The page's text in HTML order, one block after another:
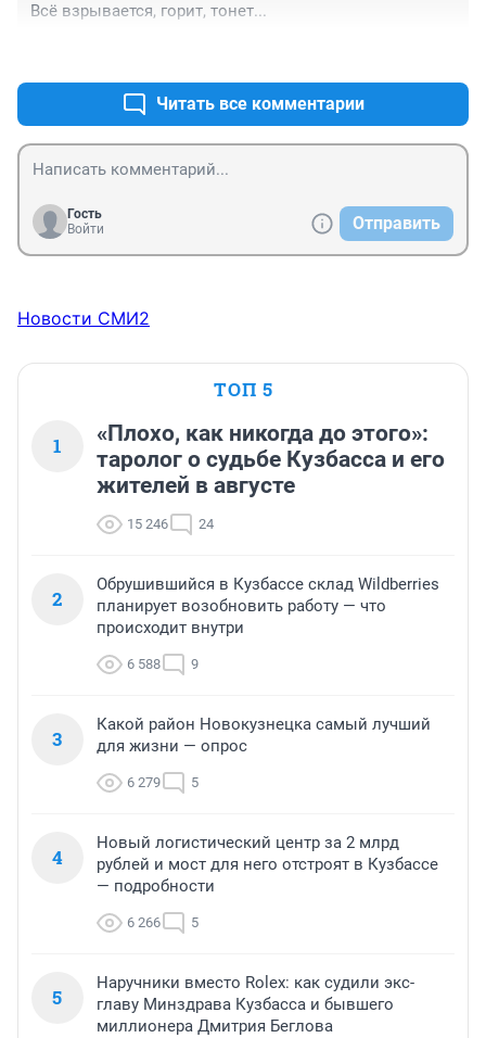
Всё взрывается, горит, тонет...
Читать все комментарии
Гость
Войти
Отправить
Новости СМИ2
ТОП 5
1
«Плохо, как никогда до этого»:
таролог о судьбе Кузбасса и его
жителей в августе
15 246 24
2
Обрушившийся в Кузбассе склад Wildberries
планирует возобновить работу — что
происходит внутри
6 588 9
3
Какой район Новокузнецка самый лучший
для жизни — опрос
6 279 5
4
Новый логистический центр за 2 млрд
рублей и мост для него отстроят в Кузбассе
— подробности
6 266 5
5
Наручники вместо Rolex: как судили экс-
главу Минздрава Кузбасса и бывшего
миллионера Дмитрия Беглова